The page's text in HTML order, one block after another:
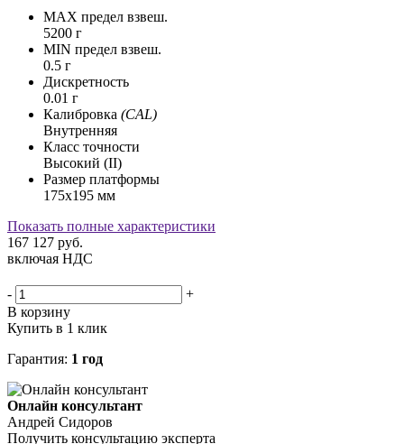
MAX предел взвеш.
5200 г
MIN предел взвеш.
0.5 г
Дискретность
0.01 г
Калибровка (CAL)
Внутренняя
Класс точности
Высокий (II)
Размер платформы
175х195 мм
Показать полные характеристики
167 127 руб.
включая НДС
-
+
В корзину
Купить в 1 клик
Гарантия: 1 год
Онлайн консультант
Андрей Сидоров
Получить консультацию эксперта